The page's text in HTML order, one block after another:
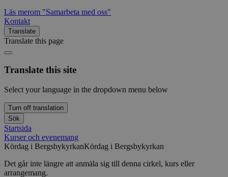
Läs merom "Samarbeta med oss"
Kontakt
Translate
Translate this page
Translate this site
Select your language in the dropdown menu below
Turn off translation
Sök
Startsida
Kurser och evenemang
Kördag i BergsbykyrkanKördag i Bergsbykyrkan
Det går inte längre att anmäla sig till denna cirkel, kurs eller
arrangemang.